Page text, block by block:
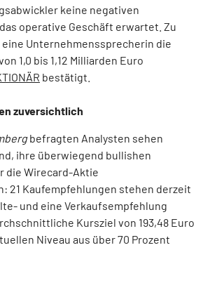
keine negativen
operative Geschäft erwartet. Zu
Unternehmenssprecherin die
1,0 bis 1,12 Milliarden Euro
bestätigt.
zuversichtlich
befragten Analysten sehen
ihre überwiegend bullishen
die Wirecard-Aktie
21 Kaufempfehlungen stehen derzeit
und eine Verkaufsempfehlung
Kursziel von 193,48 Euro
Niveau aus über 70 Prozent